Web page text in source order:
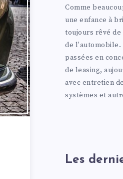
Comme
une enfance à
toujours rêvé
de l'automobile.
passées en
de leasing,
avec entretien
systèmes et
Les